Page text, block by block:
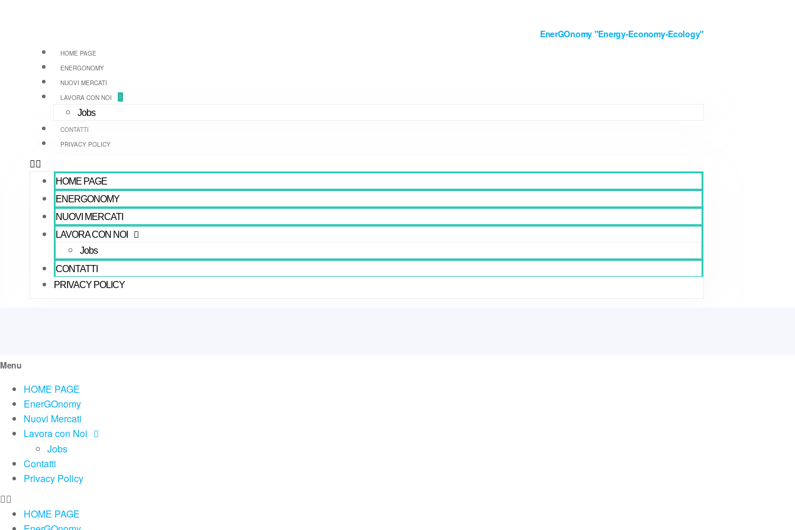
EnerGOnomy "Energy-Economy-Ecology"
HOME PAGE
ENERGONOMY
NUOVI MERCATI
LAVORA CON NOI
Jobs
CONTATTI
PRIVACY POLICY
HOME PAGE
ENERGONOMY
NUOVI MERCATI
LAVORA CON NOI
Jobs
CONTATTI
PRIVACY POLICY
Menu
HOME PAGE
EnerGOnomy
Nuovi Mercati
Lavora con Noi
Jobs
Contatti
Privacy Policy
HOME PAGE